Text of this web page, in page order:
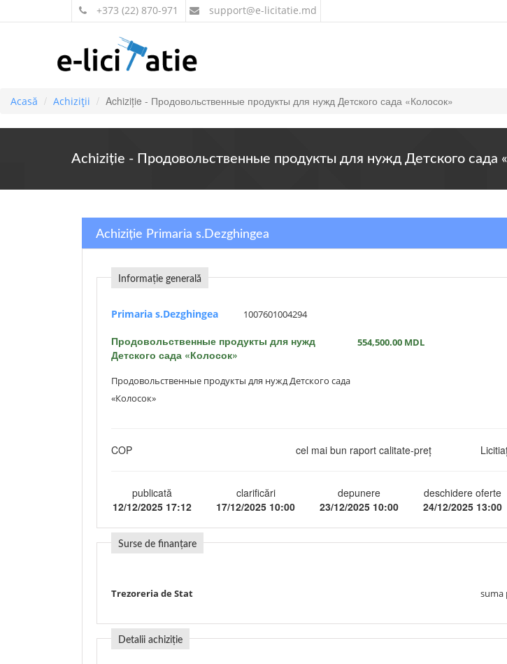
+373 (22) 870-971 support@e-licitatie.md
Acasă Achiziții Achiziție - Продовольственные продукты для нужд Детского сада «Колосок»
Achiziție - Продовольственные продукты для нужд Детского сада
Achiziție Primaria s.Dezghingea
Informație generală
Primaria s.Dezghingea 1007601004294
Продовольственные продукты для нужд
Детского сада «Колосок»
554,500.00 MDL
Продовольственные продукты для нужд Детского сада
«Колосок»
COP cel mai bun raport calitate-preţ
publicată
12/12/2025 17:12
clarificări
17/12/2025 10:00
depunere
23/12/2025 10:00
deschidere oferte
24/12/2025 13:00
Surse de finanțare
Trezoreria de Stat suma
Detalii achiziție